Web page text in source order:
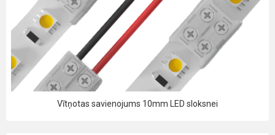
Vītņotas savienojums 10mm LED sloksnei